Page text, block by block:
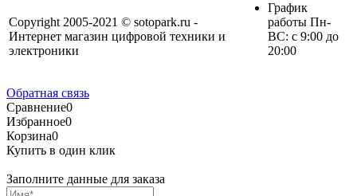
Copyright 2005-2021 © sotopark.ru -
Интернет магазин цифровой техники и
электроники
График
работы Пн-
ВС: с 9:00 до
20:00
Обратная связь
Сравнение0
Избранное0
Корзина0
Купить в один клик
Заполните данные для заказа